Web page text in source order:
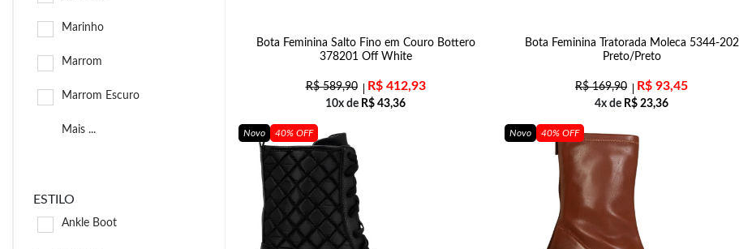
Marinho
Marrom
Marrom Escuro
Mais ...
ESTILO
Ankle Boot
Bota Feminina Salto Fino em Couro Bottero
378201 Off White
R$589,90 R$412,93
10x de R$ 43,36
Bota Feminina Tratorada Moleca 5344-202
Preto/Preto
R$169,90 R$ 93,45
4x de R$ 23,36
Novo 40% OFF Novo 40% OFF